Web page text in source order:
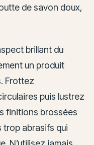
de savon doux,
brillant du
un produit
Frottez
puis lustrez
finitions brossées
trop abrasifs qui